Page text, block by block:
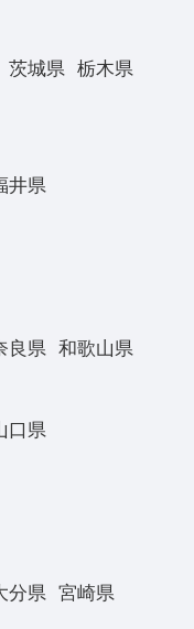
茨城県
栃木県
井県
良県 和歌山県
口県
分県
宮崎県